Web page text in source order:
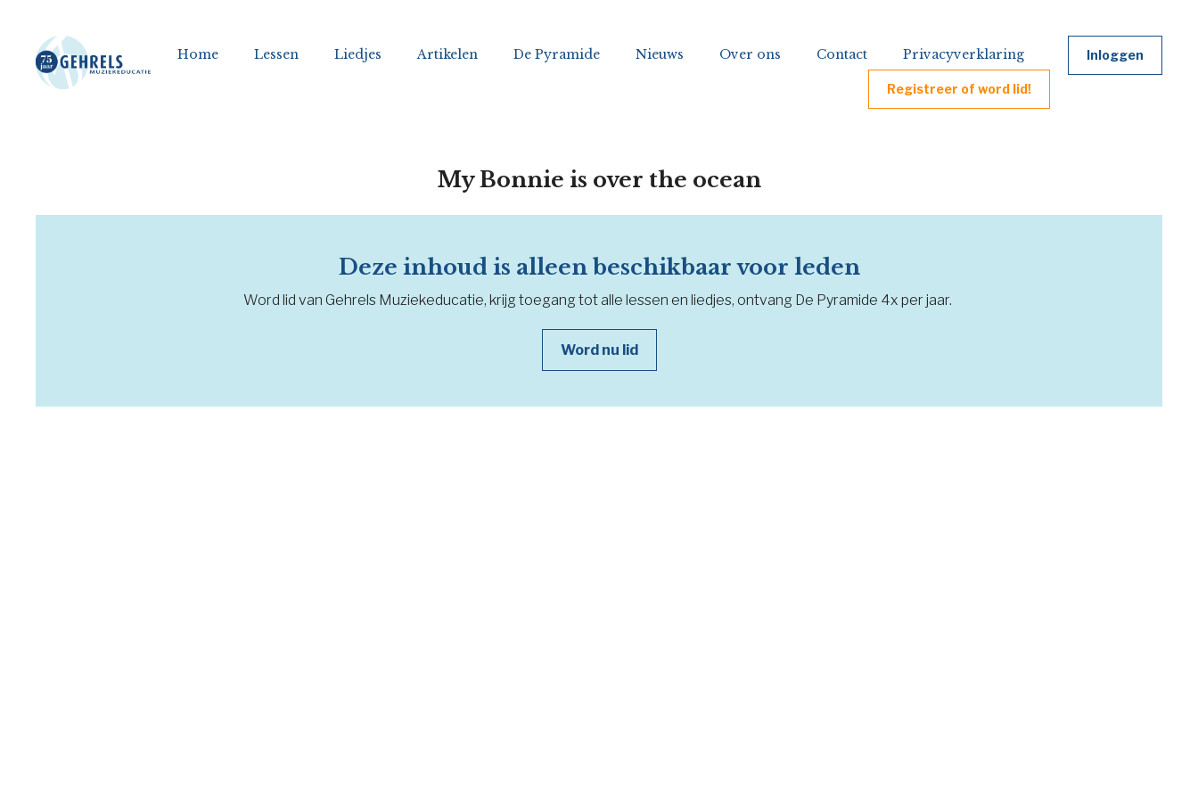
Home Lessen Liedjes Artikelen De Pyramide Nieuws Over ons Contact Inloggen
Registreer of word lid!
Privacyverklaring
My Bonnie is over the ocean
Deze inhoud is alleen beschikbaar voor leden
Word lid van Gehrels Muziekeducatie, krijg toegang tot alle lessen en liedjes, ontvang De Pyramide 4x per jaar.
Word nu lid